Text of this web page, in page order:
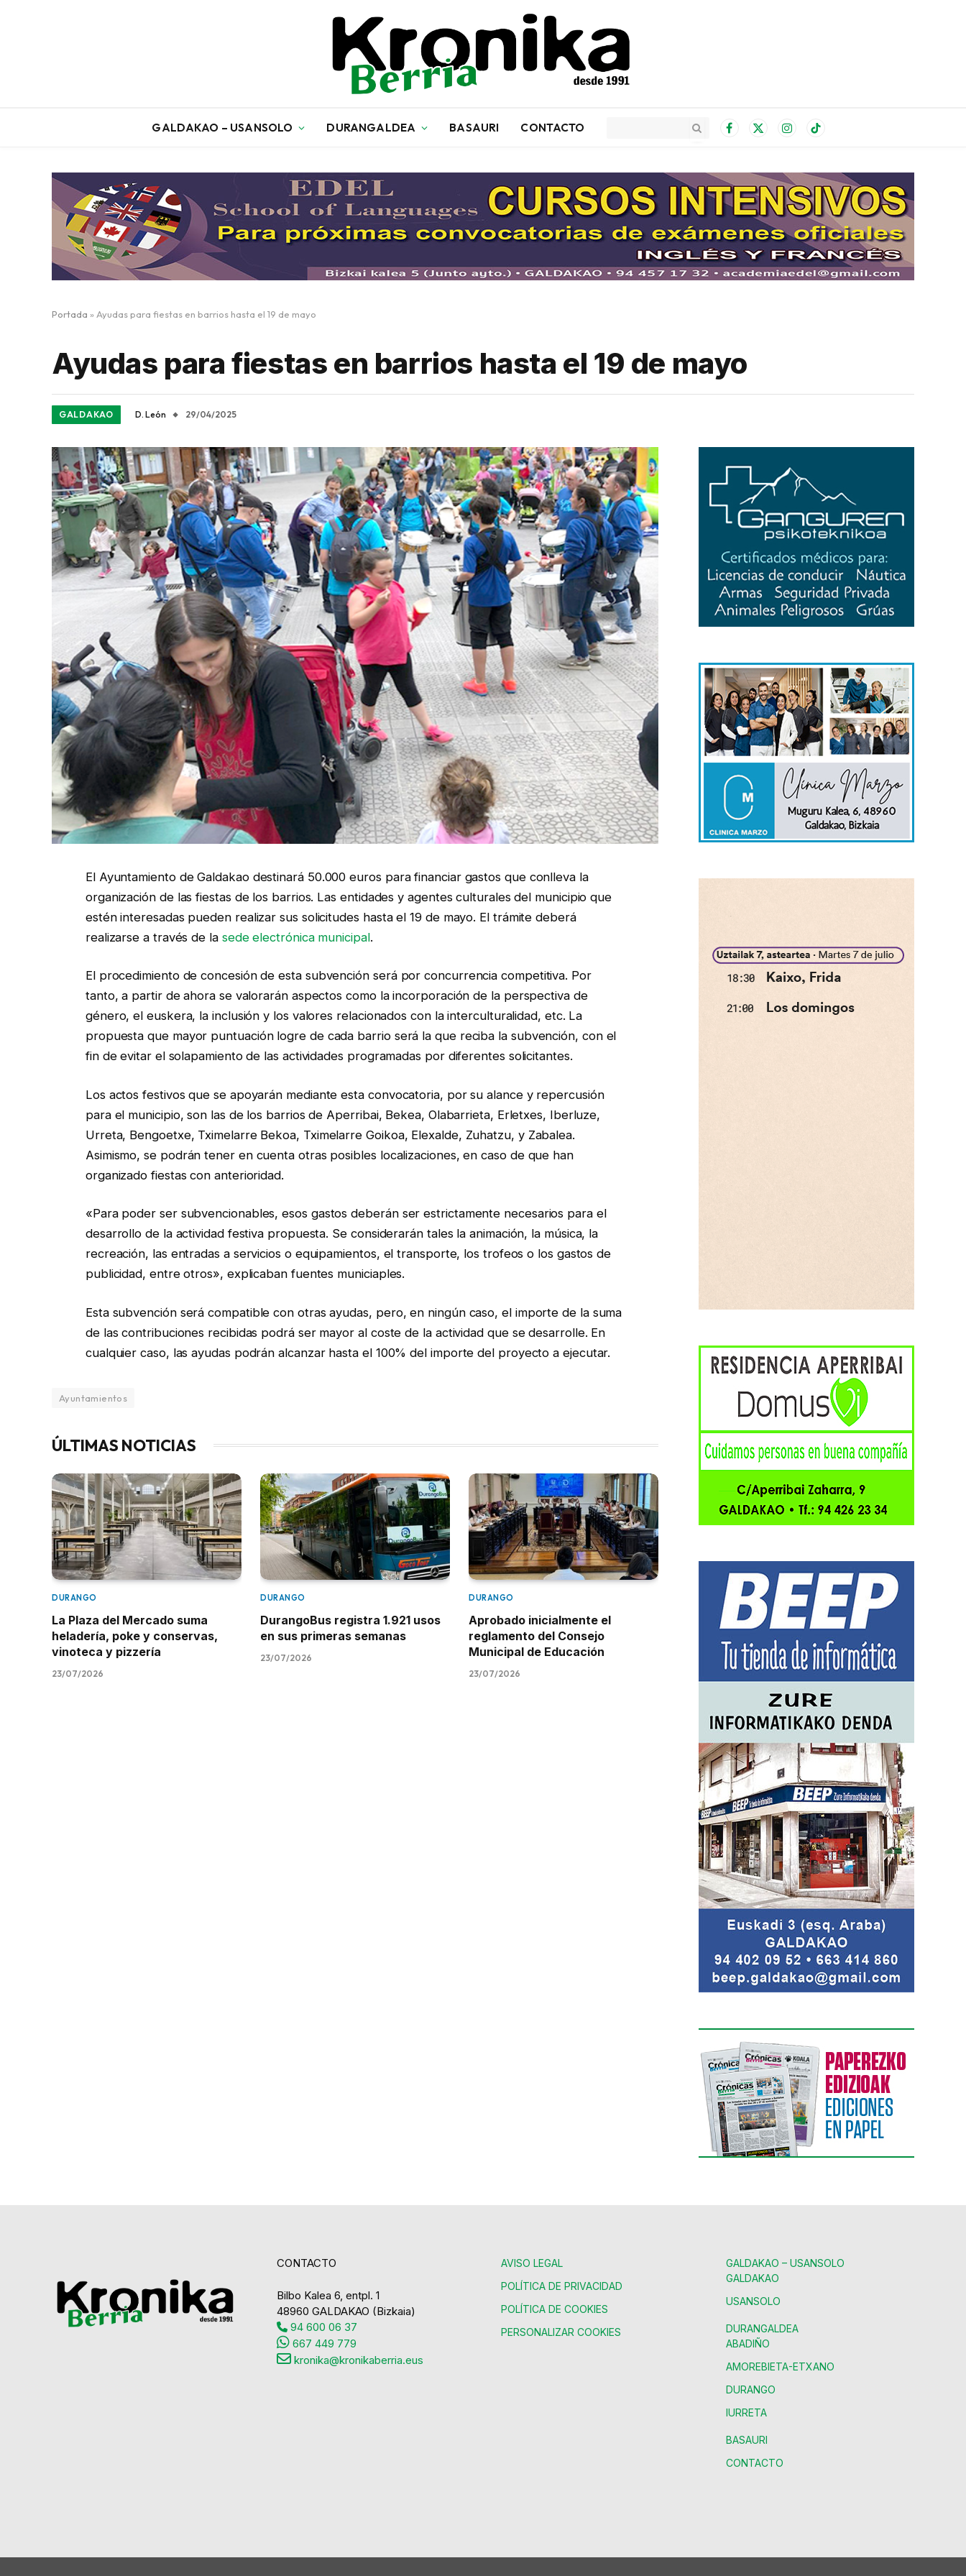
GALDAKAO – USANSOLO DURANGALDEA BASAURI CONTACTO Facebook
X
InstagramTikTok
Portada » Ayudas para fiestas en barrios hasta el 19 de mayo
Ayudas para fiestas en barrios hasta el 19 de mayo
GALDAKAO D. León 29/04/2025
El Ayuntamiento de Galdakao destinará 50.000 euros para financiar gastos que conlleva la
organización de las fiestas de los barrios. Las entidades y agentes culturales del municipio que
estén interesadas pueden realizar sus solicitudes hasta el 19 de mayo. El trámite deberá
realizarse a través de la sede electrónica municipal.
El procedimiento de concesión de esta subvención será por concurrencia competitiva. Por
tanto, a partir de ahora se valorarán aspectos como la incorporación de la perspectiva de
género, el euskera, la inclusión y los valores relacionados con la interculturalidad, etc. La
propuesta que mayor puntuación logre de cada barrio será la que reciba la subvención, con el
fin de evitar el solapamiento de las actividades programadas por diferentes solicitantes.
Los actos festivos que se apoyarán mediante esta convocatoria, por su alance y repercusión
para el municipio, son las de los barrios de Aperribai, Bekea, Olabarrieta, Erletxes, Iberluze,
Urreta, Bengoetxe, Tximelarre Bekoa, Tximelarre Goikoa, Elexalde, Zuhatzu, y Zabalea.
Asimismo, se podrán tener en cuenta otras posibles localizaciones, en caso de que han
organizado fiestas con anterioridad.
«Para poder ser subvencionables, esos gastos deberán ser estrictamente necesarios para el
desarrollo de la actividad festiva propuesta. Se considerarán tales la animación, la música, la
recreación, las entradas a servicios o equipamientos, el transporte, los trofeos o los gastos de
publicidad, entre otros», explicaban fuentes municiaples.
Esta subvención será compatible con otras ayudas, pero, en ningún caso, el importe de la suma
de las contribuciones recibidas podrá ser mayor al coste de la actividad que se desarrolle. En
cualquier caso, las ayudas podrán alcanzar hasta el 100% del importe del proyecto a ejecutar.
Ayuntamientos
ÚLTIMAS NOTICIAS
DURANGO
La Plaza del Mercado suma
heladería, poke y conservas,
vinoteca y pizzería
23/07/2026
DURANGO
DurangoBus registra 1.921 usos
en sus primeras semanas
23/07/2026
DURANGO
Aprobado inicialmente el
reglamento del Consejo
Municipal de Educación
23/07/2026
CONTACTO
Bilbo Kalea 6, entpl. 1
48960 GALDAKAO (Bizkaia)
94 600 06 37
667 449 779
kronika@kronikaberria.eus
AVISO LEGAL
POLÍTICA DE PRIVACIDAD
POLÍTICA DE COOKIES
PERSONALIZAR COOKIES
GALDAKAO – USANSOLO
GALDAKAO
USANSOLO
DURANGALDEA
ABADIÑO
AMOREBIETA-ETXANO
DURANGO
IURRETA
BASAURI
CONTACTO